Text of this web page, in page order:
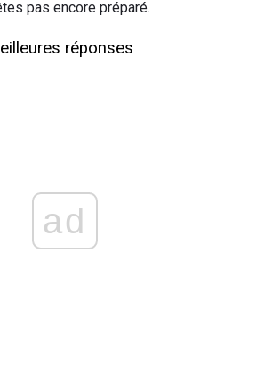
pas encore préparé.
réponses
ad